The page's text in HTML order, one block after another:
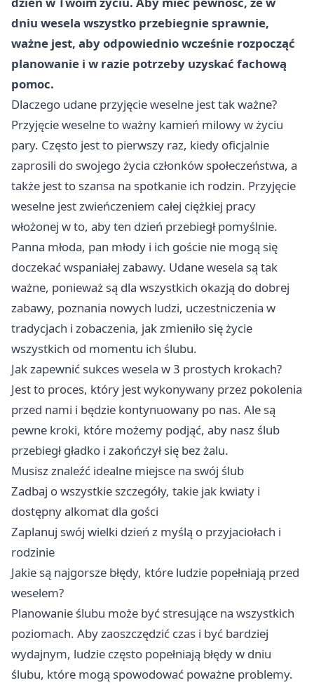
dniu wesela wszystko przebiegnie sprawnie,
ważne jest, aby odpowiednio wcześnie rozpocząć
planowanie i w razie potrzeby uzyskać fachową
pomoc.
Dlaczego udane przyjęcie weselne jest tak ważne?
Przyjęcie weselne to ważny kamień milowy w życiu
pary. Często jest to pierwszy raz, kiedy oficjalnie
zaprosili do swojego życia członków społeczeństwa, a
także jest to szansa na spotkanie ich rodzin. Przyjęcie
weselne jest zwieńczeniem całej ciężkiej pracy
włożonej w to, aby ten dzień przebiegł pomyślnie.
Panna młoda, pan młody i ich goście nie mogą się
doczekać wspaniałej zabawy. Udane wesela są tak
ważne, ponieważ są dla wszystkich okazją do dobrej
zabawy, poznania nowych ludzi, uczestniczenia w
tradycjach i zobaczenia, jak zmieniło się życie
wszystkich od momentu ich ślubu.
Jak zapewnić sukces wesela w 3 prostych krokach?
Jest to proces, który jest wykonywany przez pokolenia
przed nami i będzie kontynuowany po nas. Ale są
pewne kroki, które możemy podjąć, aby nasz ślub
przebiegł gładko i zakończył się bez żalu.
Musisz znaleźć idealne miejsce na swój ślub
Zadbaj o wszystkie szczegóły, takie jak kwiaty i
dostępnyalkomat dla gości
Zaplanuj swój wielki dzień z myślą o przyjaciołach i
rodzinie
Jakie są najgorsze błędy, które ludzie popełniają przed
weselem?
Planowanie ślubu może być stresujące na wszystkich
poziomach. Aby zaoszczędzić czas i być bardziej
wydajnym, ludzie często popełniają błędy w dniu
ślubu, które mogą spowodować poważne problemy.